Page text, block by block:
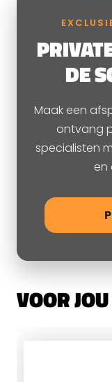
DE
Maak een
ontvang
specialisten
en
VOOR